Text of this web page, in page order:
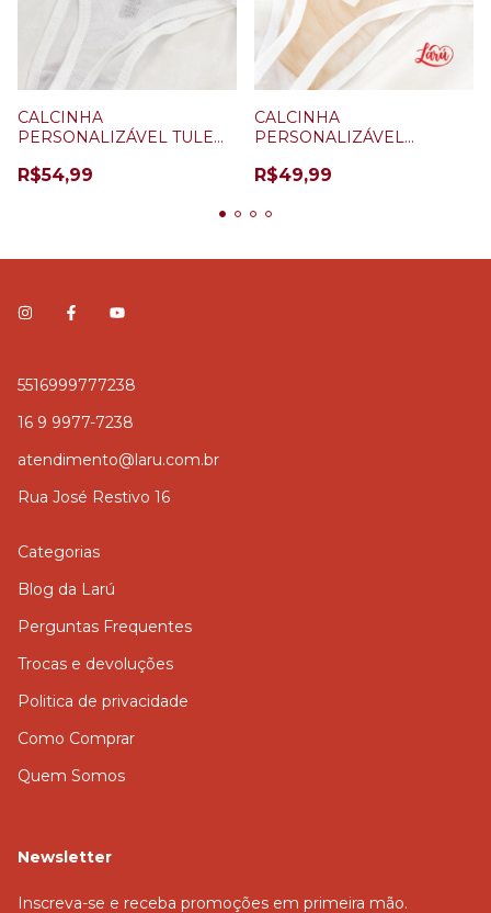
CALCINHA
PERSONALIZÁVEL TULE
LETRAS
R$54,99
CALCINHA
PERSONALIZÁVEL
LETRAS
R$49,99
5516999777238
16 9 9977-7238
atendimento@laru.com.br
Rua José Restivo 16
Categorias
Blog da Larú
Perguntas Frequentes
Trocas e devoluções
Politica de privacidade
Como Comprar
Quem Somos
Newsletter
Inscreva-se e receba promoções em primeira mão.